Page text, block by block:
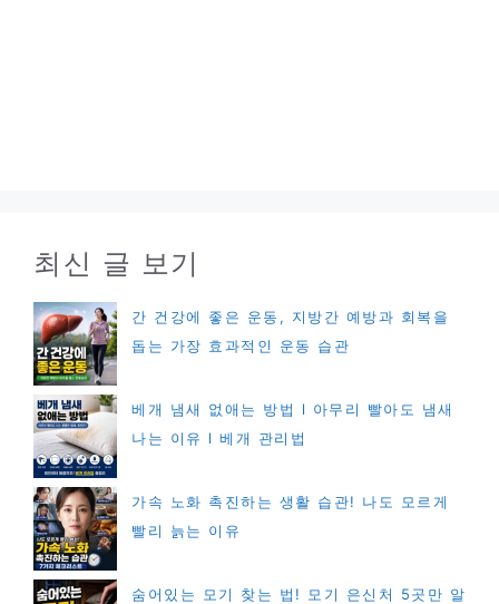
최신 글 보기
간 건강에 좋은 운동, 지방간 예방과 회복을
돕는 가장 효과적인 운동 습관
베개 냄새 없애는 방법 l 아무리 빨아도 냄새
나는 이유 l 베개 관리법
가속 노화 촉진하는 생활 습관! 나도 모르게
빨리 늙는 이유
숨어있는 모기 찾는 법! 모기 은신처 5곳만 알